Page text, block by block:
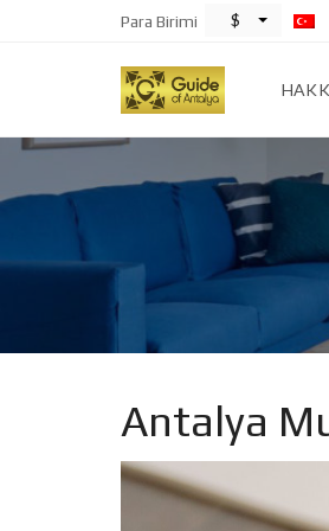
Para Birimi $
Antalya